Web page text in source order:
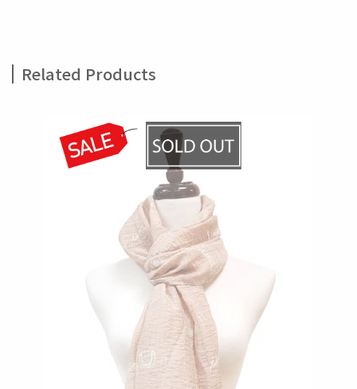
Related Products